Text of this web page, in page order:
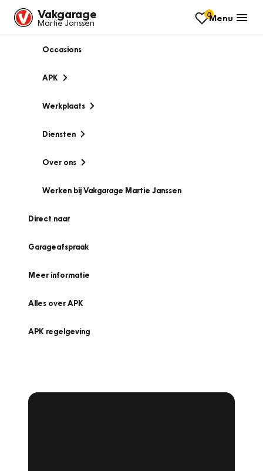
Vakgarage
Martie Janssen
0Menu
Occasions
APK
Werkplaats
Diensten
Over ons
Werken bij Vakgarage Martie Janssen
Direct naar
Garageafspraak
Meer informatie
Alles over APK
APK regelgeving